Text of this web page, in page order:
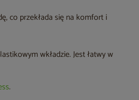
co przekłada się na komfort i
wkładzie. Jest łatwy w
.